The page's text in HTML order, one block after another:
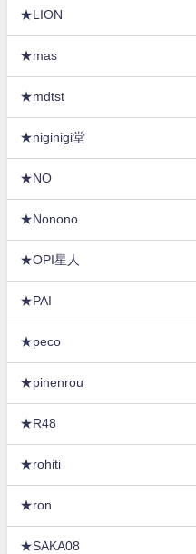
★LION
★mas
★mdtst
★niginigi堂
★NO
★Nonono
★OPI星人
★PAI
★peco
★pinenrou
★R48
★rohiti
★ron
★SAKA08